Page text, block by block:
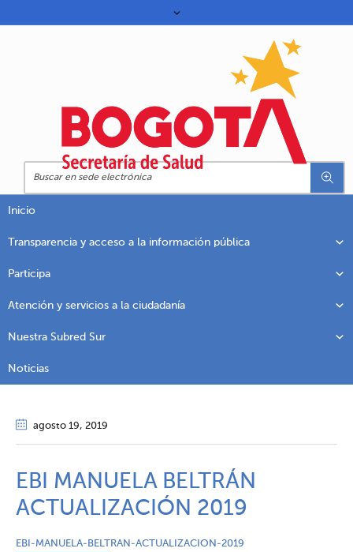
Inicio
Transparencia y acceso a la información pública
Participa
Atención y servicios a la ciudadanía
Nuestra Subred Sur
Noticias
agosto 19, 2019
EBI MANUELA BELTRÁN
ACTUALIZACIÓN 2019
EBI-MANUELA-BELTRAN-ACTUALIZACION-2019